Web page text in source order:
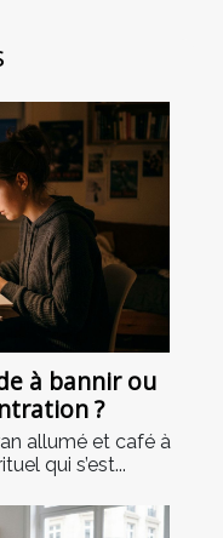
à bannir ou
?
allumé et café à
qui s’est...